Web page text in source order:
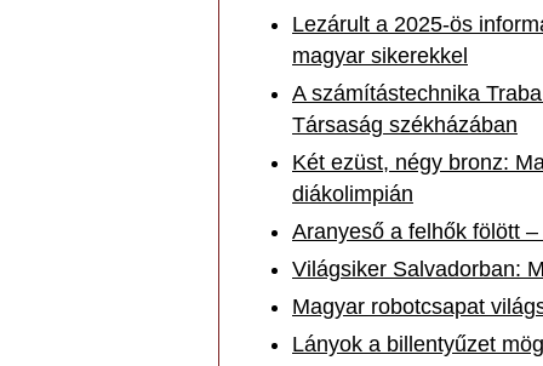
Lezárult a 2025-ös
magyar sikerekkel
A számítástechnika
Társaság székházában
Két ezüst, négy bronz:
diákolimpián
Aranyeső a felhők fölött
Világsiker Salvadorban:
Magyar robotcsapat
Lányok a billentyűzet